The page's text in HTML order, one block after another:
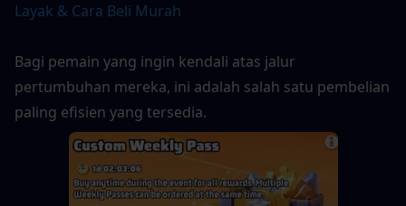
Layak & Cara Beli Murah
Bagi pemain yang ingin kendali atas jalur
pertumbuhan mereka, ini adalah salah satu pembelian
paling efisien yang tersedia.